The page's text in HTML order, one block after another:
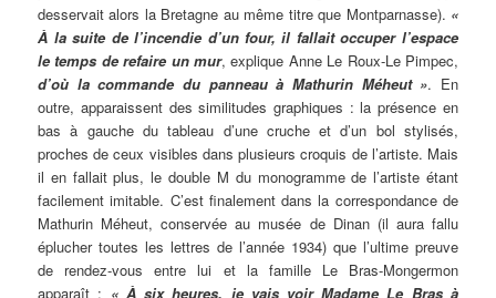
desservait alors la Bretagne au même titre que Montparnasse). «
À la suite de l’incendie d’un four, il fallait occuper l’espace
le temps de refaire un mur, explique Anne Le Roux-Le Pimpec,
d’où la commande du panneau à Mathurin Méheut ». En
outre, apparaissent des similitudes graphiques : la présence en
bas à gauche du tableau d’une cruche et d’un bol stylisés,
proches de ceux visibles dans plusieurs croquis de l’artiste. Mais
il en fallait plus, le double M du monogramme de l’artiste étant
facilement imitable. C’est finalement dans la correspondance de
Mathurin Méheut, conservée au musée de Dinan (il aura fallu
éplucher toutes les lettres de l’année 1934) que l’ultime preuve
de rendez-vous entre lui et la famille Le Bras-Mongermon
apparaît : « À six heures, je vais voir Madame Le Bras à